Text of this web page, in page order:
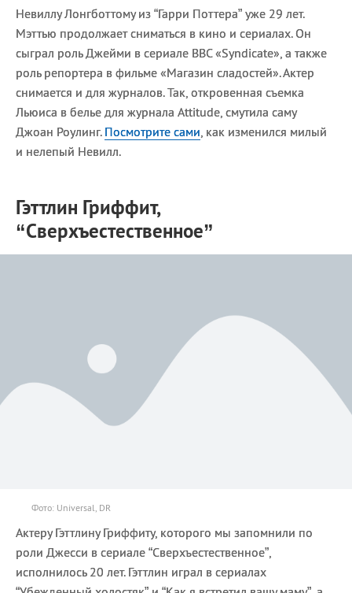
Невиллу Лонгботтому из “Гарри Поттера” уже 29 лет.
Мэттью продолжает сниматься в кино и сериалах. Он
сыграл роль Джейми в сериале BBC «Syndicate», а также
роль репортера в фильме «Магазин сладостей». Актер
снимается и для журналов. Так, откровенная съемка
Льюиса в белье для журнала Attitude, смутила саму
Джоан Роулинг. Посмотрите сами , как изменился милый
и нелепый Невилл.
Гэттлин Гриффит,
“Сверхъестественное”
Фото: Universal, DR
Актеру Гэттлину Гриффиту, которого мы запомнили по
роли Джесси в сериале “Сверхъестественное”,
исполнилось 20 лет. Гэттлин играл в сериалах